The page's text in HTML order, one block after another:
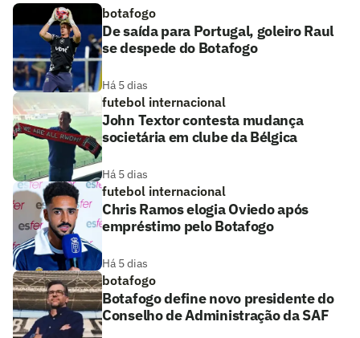
botafogo
De saída para Portugal, goleiro Raul
se despede do Botafogo
Há 5 dias
futebol internacional
John Textor contesta mudança
societária em clube da Bélgica
Há 5 dias
futebol internacional
Chris Ramos elogia Oviedo após
empréstimo pelo Botafogo
Há 5 dias
botafogo
Botafogo define novo presidente do
Conselho de Administração da SAF